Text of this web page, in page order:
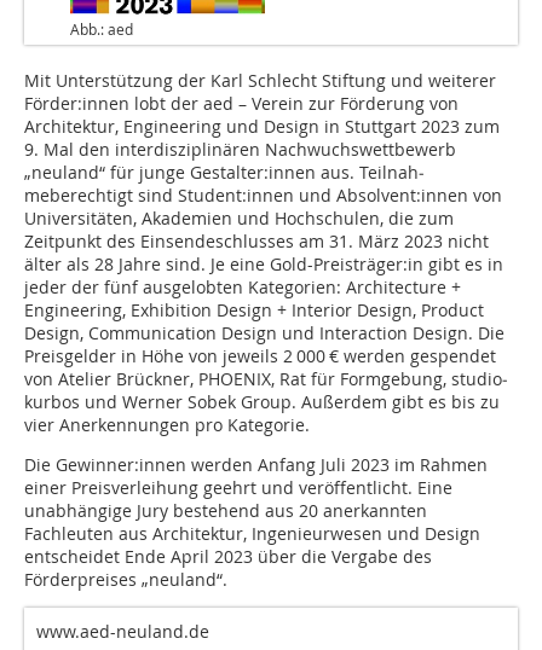
Abb.: aed
Mit Unterstützung der Karl Schlecht Stiftung und weiterer
Förder:innen lobt der aed – Verein zur Förderung von
Architektur, Engineering und ­Design in Stuttgart 2023 zum
9. Mal den interdisziplinären Nachwuchswettbewerb
„neuland“ für junge Gestalter:innen aus. Teilnah­
meberechtigt sind Student:innen und Absol­vent:innen von
Universitäten, Akademien und Hochschulen, die zum
Zeitpunkt des Einsendeschlusses am 31. März 2023 nicht
älter als 28 Jahre sind. Je eine Gold-Preisträger:in gibt es in
jeder der fünf ausgelobten Kategorien: Architecture +
Engineering, Exhibi­tion Design + Interior Design, Product
Design, Communication Design und Interaction Design. Die
Preisgelder in Höhe von jeweils 2 000 € werden gespendet
von Atelier Brückner, PHOENIX, Rat für Formgebung, studio­
kurbos und Werner Sobek Group. Außerdem gibt es bis zu
vier Aner­kennungen pro Kategorie.
Die Gewinner:innen werden Anfang Juli 2023 im Rahmen
einer Preisverleihung geehrt und veröffentlicht. Eine
unabhängige Jury bestehend aus 20 anerkannten
Fachleuten aus Architektur, Ingenieurwesen und Design
entscheidet Ende April 2023 über die Vergabe des
Förderpreises „neuland“.
www.aed-neuland.de